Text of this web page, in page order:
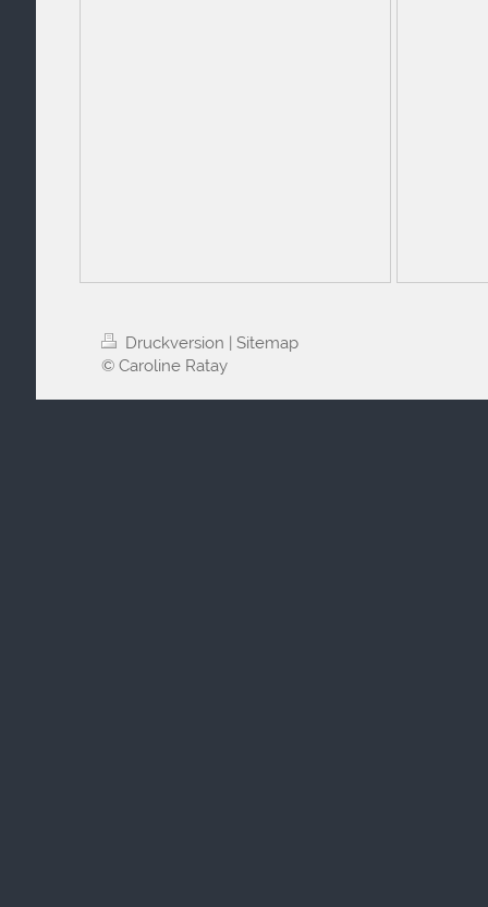
Druckversion | Sitemap
© Caroline Ratay